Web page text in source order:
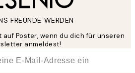
FREUNDE WERDEN
auf Poster, wenn du dich für unseren
anmeldest!